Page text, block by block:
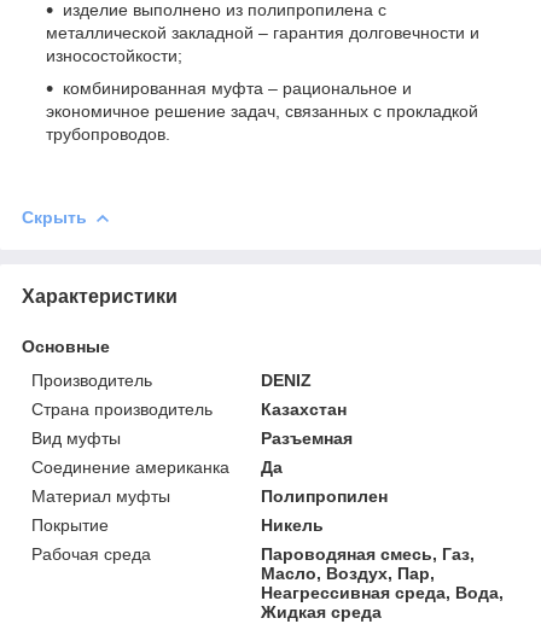
изделие выполнено из полипропилена с
металлической закладной – гарантия долговечности и
износостойкости;
комбинированная муфта – рациональное и
экономичное решение задач, связанных с прокладкой
трубопроводов.
Скрыть
Характеристики
Основные
Производитель
DENIZ
Страна производитель
Казахстан
Вид муфты
Разъемная
Соединение американка
Да
Материал муфты
Полипропилен
Покрытие
Никель
Рабочая среда
Пароводяная смесь, Газ,
Масло, Воздух, Пар,
Неагрессивная среда, Вода,
Жидкая среда